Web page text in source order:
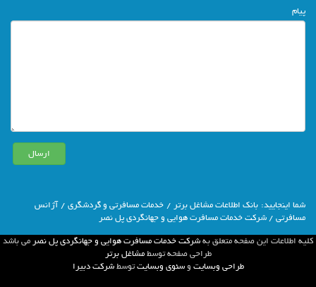
پیام
شما اينجاييد: بانك اطلاعات مشاغل برتر / خدمات مسافرتی و گردشگری / آژانس
مسافرتی / شرکت خدمات مسافرت هوایی و جهانگردی پل نصر
كليه اطلاعات اين صفحه متعلق بهشرکت خدمات مسافرت هوایی و جهانگردی پل نصرمي باشد
طراحي صفحه توسطمشاغل برتر
طراحی وبسایت وسئوی وبسایتتوسطشركت دبيرا